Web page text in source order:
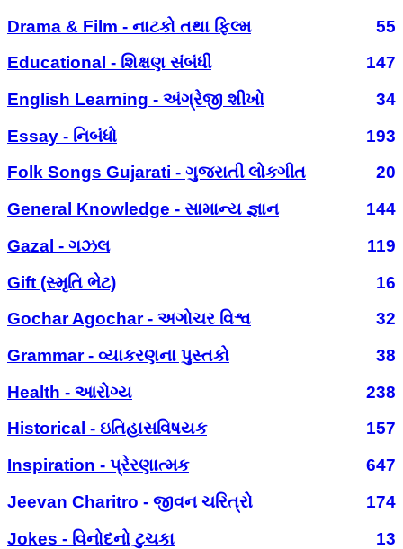
Drama & Film - નાટકો તથા ફિલ્મ
55
Educational - શિક્ષણ સંબંધી
147
English Learning - અંગ્રેજી શીખો
34
Essay - નિબંધો
193
Folk Songs Gujarati - ગુજરાતી લોકગીત
20
General Knowledge - સામાન્ય જ્ઞાન
144
Gazal - ગઝલ
119
Gift (સ્મૃતિ ભેટ)
16
Gochar Agochar - અગોચર વિશ્વ
32
Grammar - વ્યાકરણના પુસ્તકો
38
Health - આરોગ્ય
238
Historical - ઇતિહાસવિષયક
157
Inspiration - પ્રેરણાત્મક
647
Jeevan Charitro - જીવન ચરિત્રો
174
Jokes - વિનોદનો ટુચકા
13